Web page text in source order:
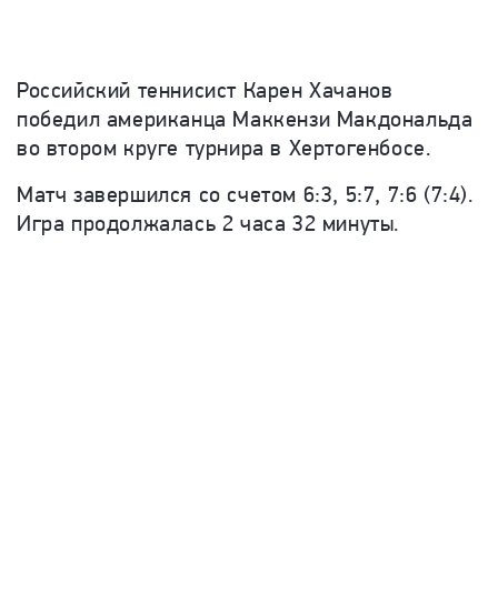
Российский теннисист Карен Хачанов
победил американца Маккензи Макдональда
во втором круге турнира в Хертогенбосе.
Матч завершился со счетом 6:3, 5:7, 7:6 (7:4).
Игра продолжалась 2 часа 32 минуты.